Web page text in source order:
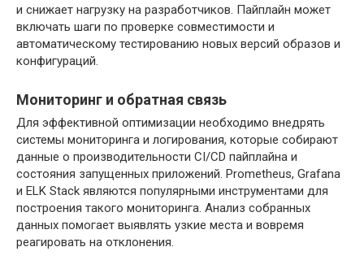
и снижает нагрузку на разработчиков. Пайплайн может
включать шаги по проверке совместимости и
автоматическому тестированию новых версий образов и
конфигураций.
Мониторинг и обратная связь
Для эффективной оптимизации необходимо внедрять
системы мониторинга и логирования, которые собирают
данные о производительности CI/CD пайплайна и
состояния запущенных приложений. Prometheus, Grafana
и ELK Stack являются популярными инструментами для
построения такого мониторинга. Анализ собранных
данных помогает выявлять узкие места и вовремя
реагировать на отклонения.